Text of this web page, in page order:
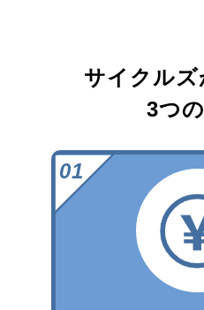
サイクルズ
3つ